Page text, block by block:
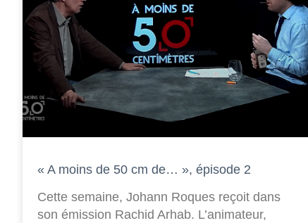
« A moins de 50 cm de… », épisode 2
Cette semaine, Johann Roques reçoit dans
son émission Rachid Arhab. L’animateur,